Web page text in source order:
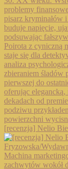
[recenzja] Nelio